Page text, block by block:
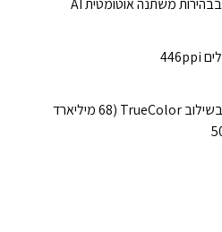
DCI-P3, קידוד צבע 12bit בשילוב TrueColor (68 מיליארד